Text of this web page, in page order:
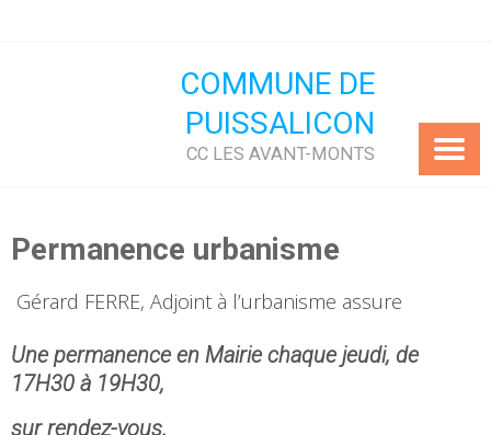
COMMUNE DE
PUISSALICON
CC LES AVANT-MONTS
Permanence urbanisme
Gérard FERRE, Adjoint à l’urbanisme assure
Une permanence en Mairie chaque jeudi, de
17H30 à 19H30,
sur rendez-vous.